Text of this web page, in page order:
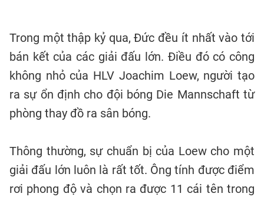
Trong một thập kỷ qua, Đức đều ít nhất vào tới
bán kết của các giải đấu lớn. Điều đó có công
không nhỏ của HLV Joachim Loew, người tạo
ra sự ổn định cho đội bóng Die Mannschaft từ
phòng thay đồ ra sân bóng.
Thông thường, sự chuẩn bị của Loew cho một
giải đấu lớn luôn là rất tốt. Ông tính được điểm
rơi phong độ và chọn ra được 11 cái tên trong